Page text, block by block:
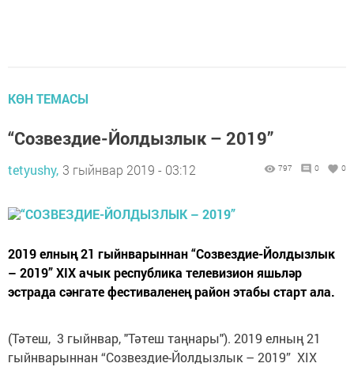
КӨН ТЕМАСЫ
“Созвездие-Йолдызлык – 2019”
tetyushy, 3 гыйнвар 2019 - 03:12 797 0 0
2019 елның 21 гыйнварыннан “Созвездие-Йолдызлык
– 2019” XIX ачык республика телевизион яшьләр
эстрада сәнгате фестиваленең район этабы старт ала.
(Тәтеш, 3 гыйнвар, "Тәтеш таңнары"). 2019 елның 21
гыйнварыннан “Созвездие-Йолдызлык – 2019” XIX